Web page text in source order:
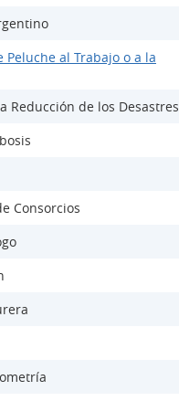
al Trabajo o a la
Reducción de los Desastres
Consorcios